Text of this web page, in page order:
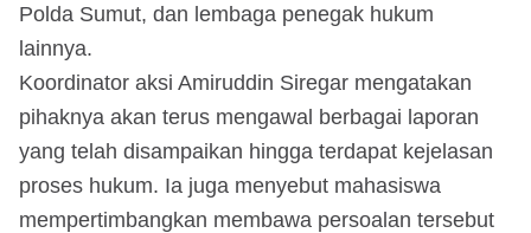
Polda Sumut, dan lembaga penegak hukum
lainnya.
Koordinator aksi Amiruddin Siregar mengatakan
pihaknya akan terus mengawal berbagai laporan
yang telah disampaikan hingga terdapat kejelasan
proses hukum. Ia juga menyebut mahasiswa
mempertimbangkan membawa persoalan tersebut